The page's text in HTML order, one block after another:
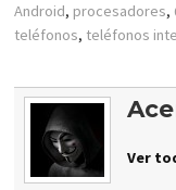
Android, procesadores,
teléfonos, teléfonos
Ver